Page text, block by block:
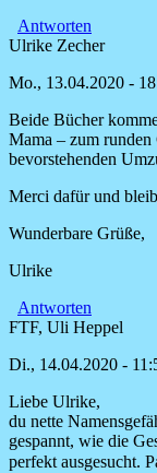
auch
für
von
Lassen
Antworten
Ulrike Zecher
Mo., 13.04.2020 -
Beide Bücher
Mama – zum runden
bevorstehenden
Merci dafür und
Wunderbare Grüße,
Ulrike
Antworten
FTF, Uli Heppel
Di., 14.04.2020 -
Antwort
auf
Beide
Liebe Ulrike,
du nette
gespannt, wie die
perfekt ausgesucht.